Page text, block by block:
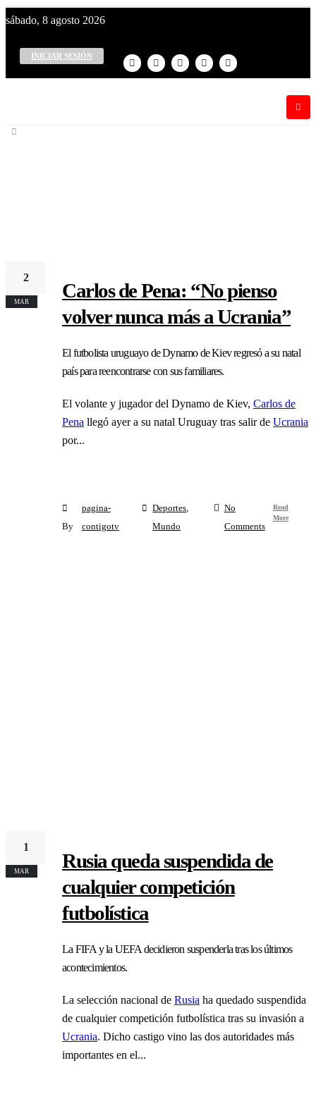
sábado, 8 agosto 2026
INICIAR SESIÓN
2
MAR
Carlos de Pena: “No pienso
volver nunca más a Ucrania”
El futbolista uruguayo de Dynamo de Kiev regresó a su natal
país para reencontrarse con sus familiares.
El volante y jugador del Dynamo de Kiev, Carlos de
Pena llegó ayer a su natal Uruguay tras salir de Ucrania
por...
By
pagina-
contigotv
Deportes,
Mundo
No
Comments
Read
More
1
MAR
Rusia queda suspendida de
cualquier competición
futbolística
La FIFA y la UEFA decidieron suspenderla tras los últimos
acontecimientos.
La selección nacional de Rusia ha quedado suspendida
de cualquier competición futbolística tras su invasión a
Ucrania. Dicho castigo vino las dos autoridades más
importantes en el...